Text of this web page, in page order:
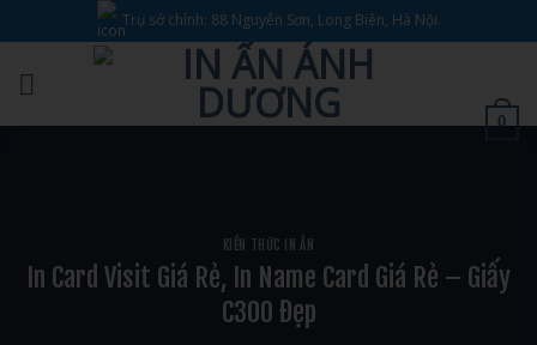
qua
nội
dung
Trụ sở chính: 88 Nguyễn Sơn, Long Biên, Hà Nội.
0
KIẾN THỨC IN ẤN
In Card Visit Giá Rẻ, In Name Card Giá Rẻ – Giấy
C300 Đẹp